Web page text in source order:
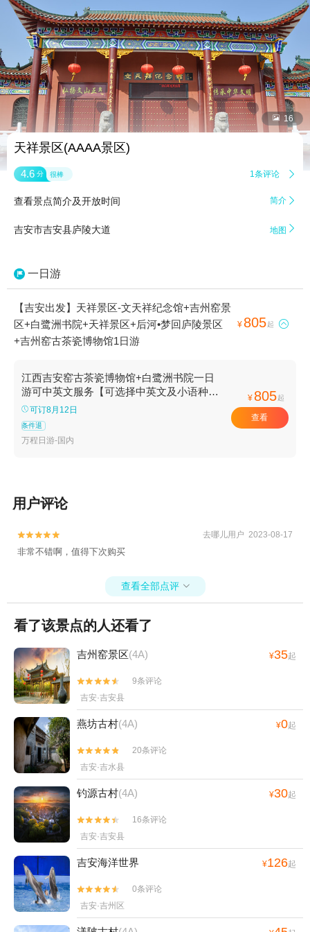
 16
天祥景区(AAAA景区)
4.6 分 很棒 1条评论 
查看景点简介及开放时间 简介 
吉安市吉安县庐陵大道 地图 
一日游
【吉安出发】天祥景区-文天祥纪念馆+吉州窑景
区+白鹭洲书院+天祥景区+后河•梦回庐陵景区
+吉州窑古茶瓷博物馆1日游
¥ 805起 
江西吉安窑古茶瓷博物馆+白鹭洲书院一日
游可中英文服务【可选择中英文及小语种司
机/导游服务-往返接送】
可订8月12日
条件退
万程日游-国内
¥ 805起
查看
用户评论

 去哪儿用户 2023-08-17
非常不错啊，值得下次购买
查看全部点评 
看了该景点的人还看了
吉州窑景区(4A) ¥35起


9条评论
吉安·吉安县
燕坊古村(4A) ¥0起


20条评论
吉安·吉水县
钓源古村(4A) ¥30起


16条评论
吉安·吉安县
吉安海洋世界 ¥126起


0条评论
吉安·吉州区
